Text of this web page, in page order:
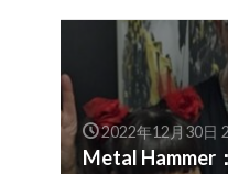
2022年12月30日
Metal Hammer